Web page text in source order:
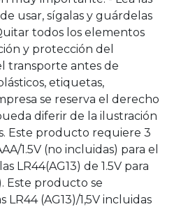
usar, sígalas y guárdelas
todos los elementos
y protección del
transporte antes de
etiquetas,
se reserva el derecho
diferir de la ilustración
Este producto requiere 3
1.5V (no incluidas) para el
LR44(AG13) de 1.5V para
Este producto se
(AG13)/1,5V incluidas